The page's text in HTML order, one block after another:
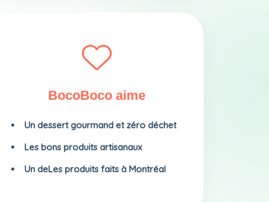
BocoBoco aime
Un dessert gourmand et zéro déchet
Les bons produits artisanaux
Un deLes produits faits à Montréal